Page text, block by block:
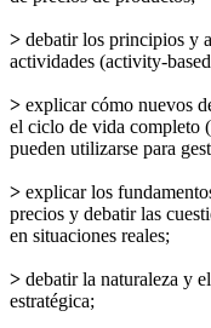
> debatir los principios y
actividades (activity-
> explicar cómo nuevos
el ciclo de vida completo
pueden utilizarse para
> explicar los
precios y debatir las
en situaciones reales;
> debatir la naturaleza y
estratégica;